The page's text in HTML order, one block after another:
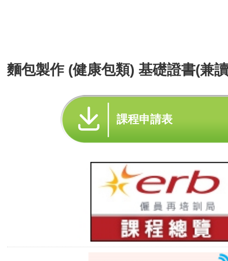
麵包製作 (健康包類) 基礎證書(兼
課程申請表